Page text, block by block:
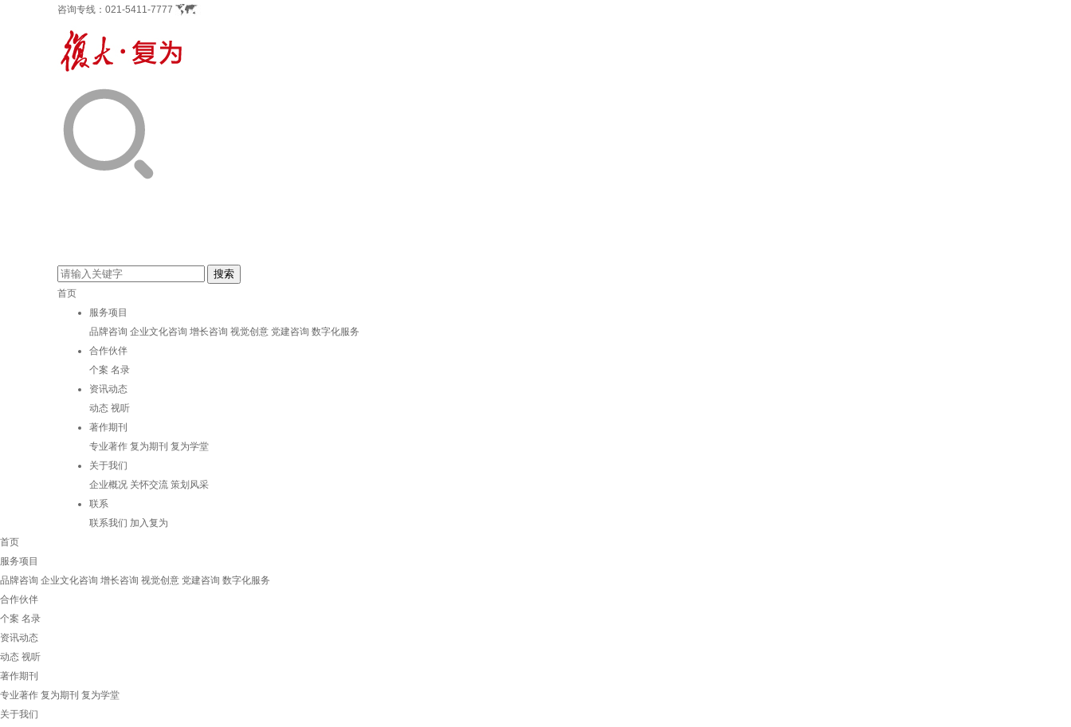
咨询专线： 021-5411-7777
首页
服务项目
品牌咨询 企业文化咨询 增长咨询 视觉创意 党建咨询 数字化服务
合作伙伴
个案 名录
资讯动态
动态 视听
著作期刊
专业著作 复为期刊 复为学堂
关于我们
企业概况 关怀交流 策划风采
联系
联系我们 加入复为
首页
服务项目
品牌咨询 企业文化咨询 增长咨询 视觉创意 党建咨询 数字化服务
合作伙伴
个案 名录
资讯动态
动态 视听
著作期刊
专业著作 复为期刊 复为学堂
关于我们